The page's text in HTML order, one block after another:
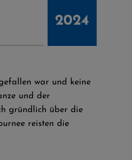
2024
war und keine
und der
gründlich über die
reisten die